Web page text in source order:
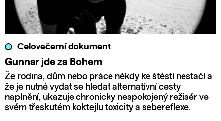
Celovečerní dokument
Gunnar jde za Bohem
Že rodina, dům nebo práce někdy ke štěstí nestačí a
že je nutné vydat se hledat alternativní cesty
naplnění, ukazuje chronicky nespokojený režisér ve
svém třeskutém koktejlu toxicity a sebereflexe.